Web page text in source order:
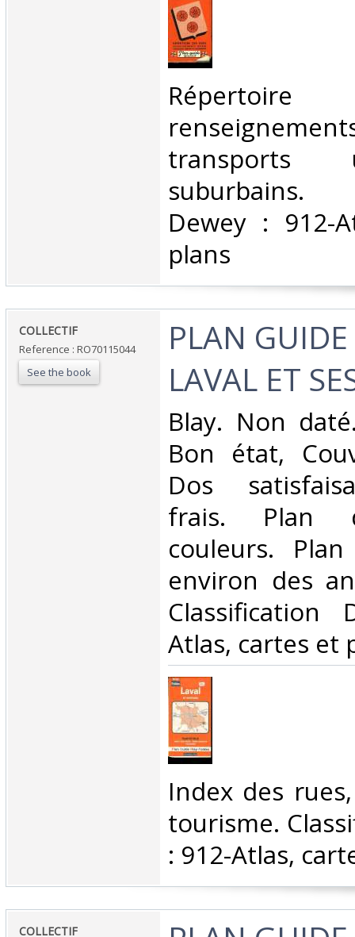
transports
suburbains.
Dewey : 912-
plans‎
‎COLLECTIF‎
Reference : RO70115044
See the book
‎PLAN
LAVAL ET
‎Blay. Non
Bon état,
Dos
frais. Plan
couleurs.
environ des
Classification
Atlas, cartes et
‎Index des
tourisme.
: 912-Atlas,
‎COLLECTIF‎